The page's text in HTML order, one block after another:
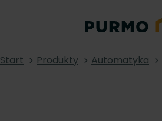
Start Produkty Automatyka